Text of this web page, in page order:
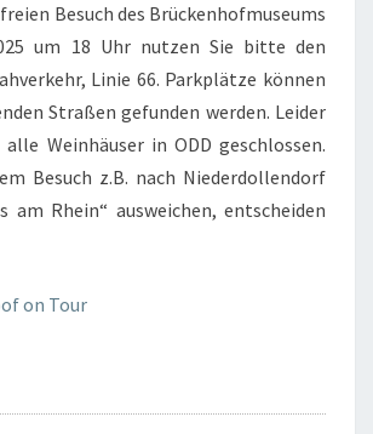
Besuch des Brückenhofmuseums
um 18 Uhr nutzen Sie bitte den
Linie 66. Parkplätze können
Straßen gefunden werden. Leider
Weinhäuser in ODD geschlossen.
Besuch z.B. nach Niederdollendorf
am Rhein“ ausweichen, entscheiden
on Tour